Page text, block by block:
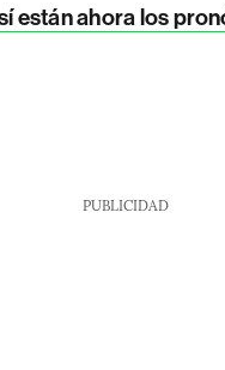
están ahora los
PUBLICIDAD